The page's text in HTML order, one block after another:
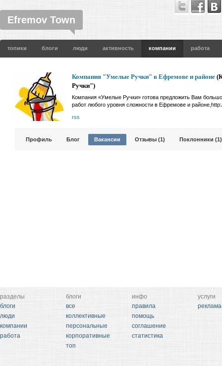
Efremov Town
топики блоги люди активность компании работа
Компания "Умелые Ручки" в Ефремове и районе
Ручки")
Компания «Умелые Ручки» готова предложить Вам
работ любого уровня сложности в Ефремове и
rss
Профиль Блог Вакансии Отзывы (1) Поклонники (1)
разделы
блоги
люди
компании
работа
блоги
все
коллективные
персональные
корпоративные
топ
инфо
правила
помощь
соглашение
статистика
услуги
реклама